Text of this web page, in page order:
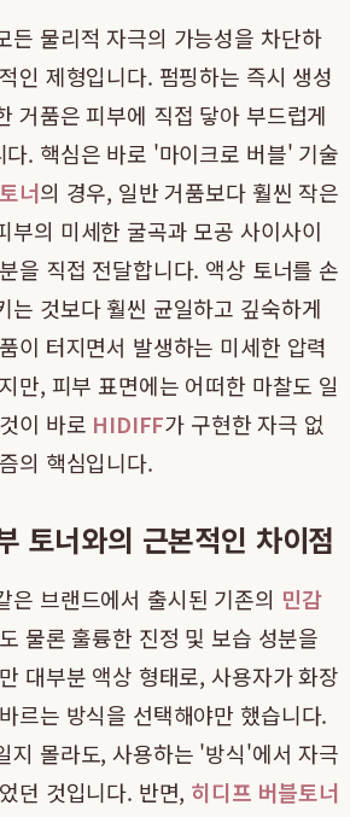
든 물리적 자극의 가능성을 차단하
인 제형입니다. 펌핑하는 즉시 생성
거품은 피부에 직접 닿아 부드럽게
다. 핵심은 바로 '마이크로 버블' 기술
너의 경우, 일반 거품보다 훨씬 작은
부의 미세한 굴곡과 모공 사이사이
을 직접 전달합니다. 액상 토너를 손
는 것보다 훨씬 균일하고 깊숙하게
이 터지면서 발생하는 미세한 압력
만, 피부 표면에는 어떠한 마찰도 일
이 바로 HIDIFF가 구현한 자극 없
의 핵심입니다.
토너와의 근본적인 차이점
은 브랜드에서 출시된 기존의 민감
물론 훌륭한 진정 및 보습 성분을
대부분 액상 형태로, 사용자가 화장
르는 방식을 선택해야만 했습니다.
지 몰라도, 사용하는 '방식'에서 자극
던 것입니다. 반면, 히디프 버블토너